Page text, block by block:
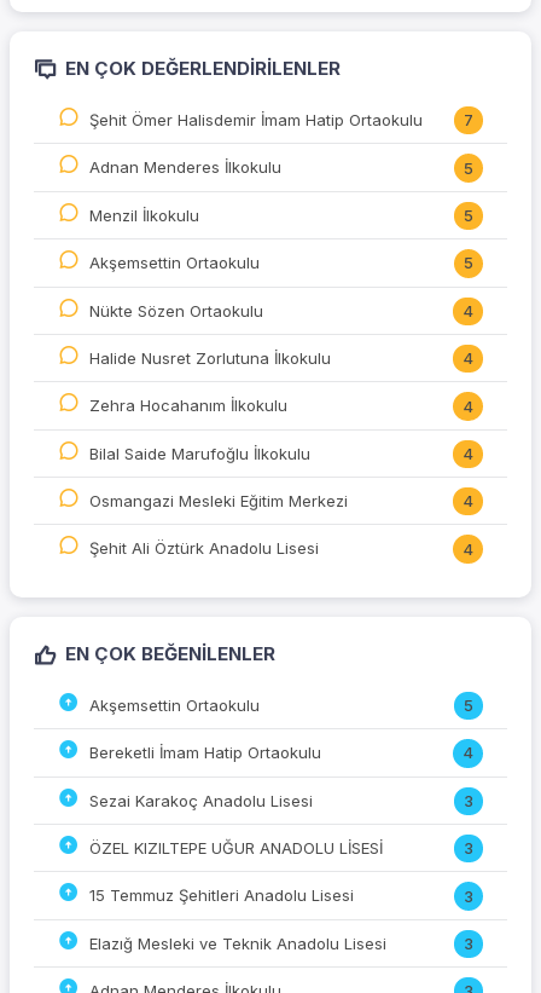
EN ÇOK DEĞERLENDIRILENLER
Şehit Ömer Halisdemir İmam Hatip Ortaokulu 7
Adnan Menderes İlkokulu 5
Menzil İlkokulu 5
Akşemsettin Ortaokulu 5
Nükte Sözen Ortaokulu 4
Halide Nusret Zorlutuna İlkokulu 4
Zehra Hocahanım İlkokulu 4
Bilal Saide Marufoğlu İlkokulu 4
Osmangazi Mesleki Eğitim Merkezi 4
Şehit Ali Öztürk Anadolu Lisesi 4
EN ÇOK BEĞENILENLER
Akşemsettin Ortaokulu 5
Bereketli İmam Hatip Ortaokulu 4
Sezai Karakoç Anadolu Lisesi 3
ÖZEL KIZILTEPE UĞUR ANADOLU LİSESİ 3
15 Temmuz Şehitleri Anadolu Lisesi 3
Elazığ Mesleki ve Teknik Anadolu Lisesi 3